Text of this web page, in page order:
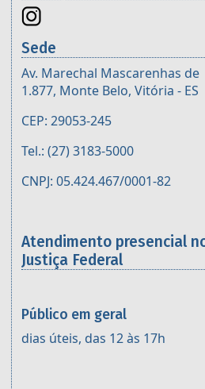
Sede
Av. Marechal Mascarenhas
1.877, Monte Belo, Vitória - ES
CEP: 29053-245
Tel.: (27) 3183-5000
CNPJ: 05.424.467/0001-82
Atendimento presencial
Justiça Federal
Público em geral
dias úteis, das 12 às 17h